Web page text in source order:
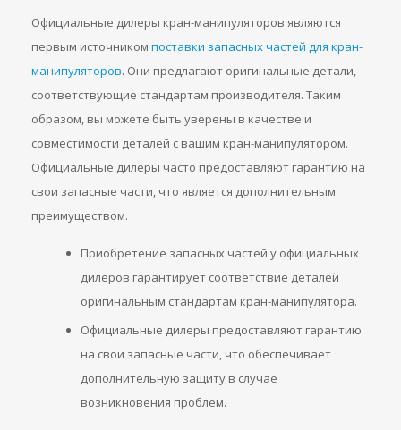
Официальные дилеры кран-манипуляторов являются
первым источником поставки запасных частей для кран-
манипуляторов. Они предлагают оригинальные детали,
соответствующие стандартам производителя. Таким
образом, вы можете быть уверены в качестве и
совместимости деталей с вашим кран-манипулятором.
Официальные дилеры часто предоставляют гарантию на
свои запасные части, что является дополнительным
преимуществом.
Приобретение запасных частей у официальных
дилеров гарантирует соответствие деталей
оригинальным стандартам кран-манипулятора.
Официальные дилеры предоставляют гарантию
на свои запасные части, что обеспечивает
дополнительную защиту в случае
возникновения проблем.